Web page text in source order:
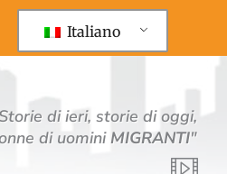
Italiano
di ieri, storie di oggi,
di uominiMIGRANTI"